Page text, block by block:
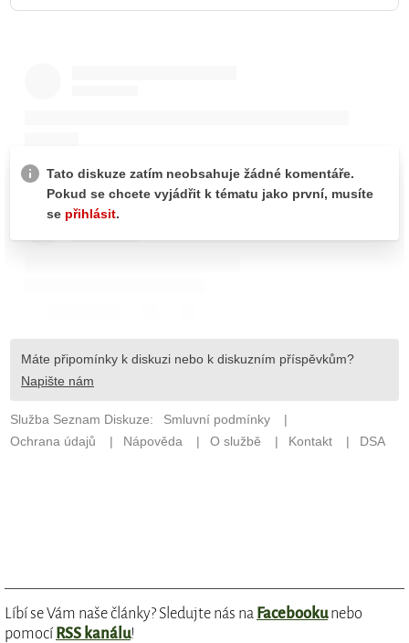
Líbí se Vám naše články? Sledujte nás na Facebookunebo
pomocíRSS kanálu!